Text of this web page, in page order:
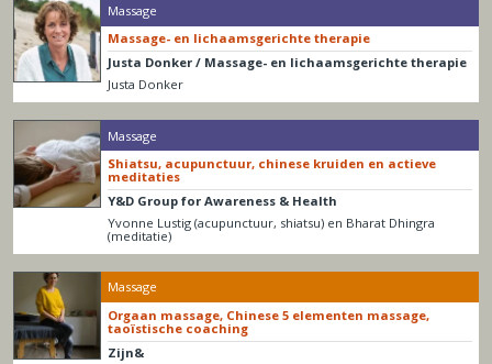
Massage
Massage- en lichaamsgerichte therapie
Justa Donker / Massage- en lichaamsgerichte therapie
Justa Donker
Massage
Shiatsu, acupunctuur, chinese kruiden en actieve
meditaties
Y&D Group for Awareness & Health
Yvonne Lustig (acupunctuur, shiatsu) en Bharat Dhingra
(meditatie)
Massage
Orgaan massage, Chinese 5 elementen massage,
taoïstische coaching
Zijn&